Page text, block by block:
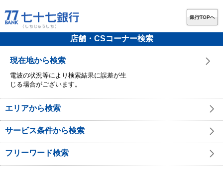
銀行TOPへ
店舗・CSコーナー検索
現在地から検索
電波の状況等により検索結果に誤差が生
じる場合がございます。
エリアから検索
サービス条件から検索
フリーワード検索